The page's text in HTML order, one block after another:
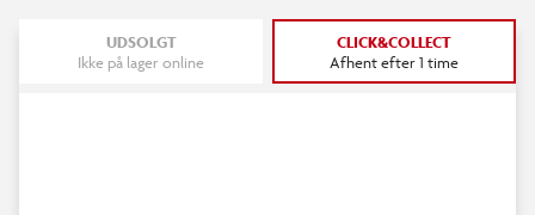
UDSOLGT
Ikke på lager online
CLICK&COLLECT
Afhent efter 1 time